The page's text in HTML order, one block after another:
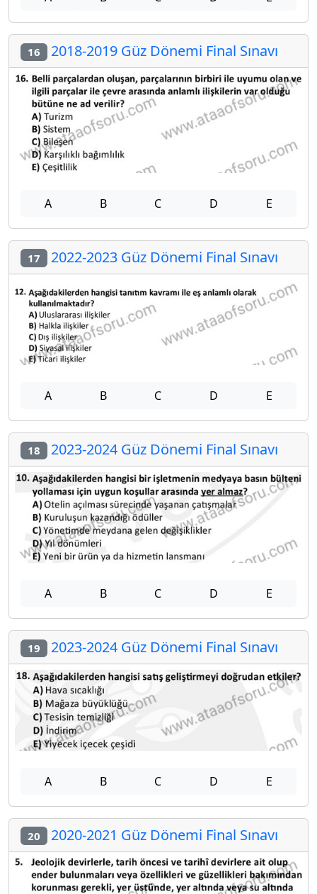
16 2018-2019 Güz Dönemi Final Sınavı
A B C D E
17 2022-2023 Güz Dönemi Final Sınavı
A B C D E
18 2023-2024 Güz Dönemi Final Sınavı
A B C D E
19 2023-2024 Güz Dönemi Final Sınavı
A B C D E
20 2020-2021 Güz Dönemi Final Sınavı